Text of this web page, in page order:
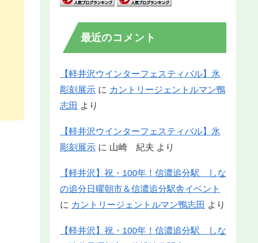
最近のコメント
【軽井沢ウインターフェスティバル】氷
彫刻展示 に カントリージェントルマン鴨
志田 より
【軽井沢ウインターフェスティバル】氷
彫刻展示 に 山崎 紀夫 より
【軽井沢】祝・100年！信濃追分駅 しな
の追分日曜朝市＆信濃追分駅舎イベント
に カントリージェントルマン鴨志田 より
【軽井沢】祝・100年！信濃追分駅 しな